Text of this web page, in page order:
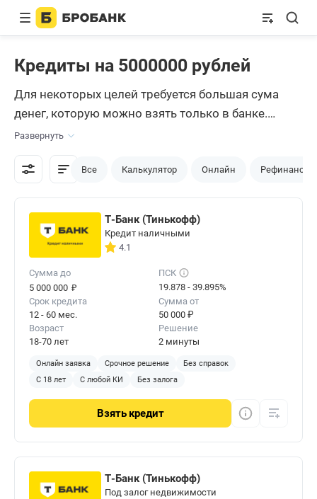
Кредиты на 5000000 рублей
Для некоторых целей требуется большая сума
денег, которую можно взять только в банке.
Потребительский
каждый банк, однако, некоторые из них
занимаются и таким крупным кредитованием.
будет собрать определенные документы и
отвечать другим требованиям. Подробнее об
условиях и предложениях – в обзоре Brobank.
Развернуть
Все Калькулятор Онлайн
Т-Банк (Тинькофф)
Кредит наличными
4.1
Сумма до
5 000 000 ₽
ПСК
19.878 - 39.895%
Срок кредита
12 - 60 мес.
Сумма от
50 000 ₽
Возраст
18-70 лет
Решение
2 минуты
Онлайн заявка Срочное решение
Без справок
С 18 лет
С любой КИ Без залога
Взять кредит
Т-Банк (Тинькофф)
Под залог недвижимости